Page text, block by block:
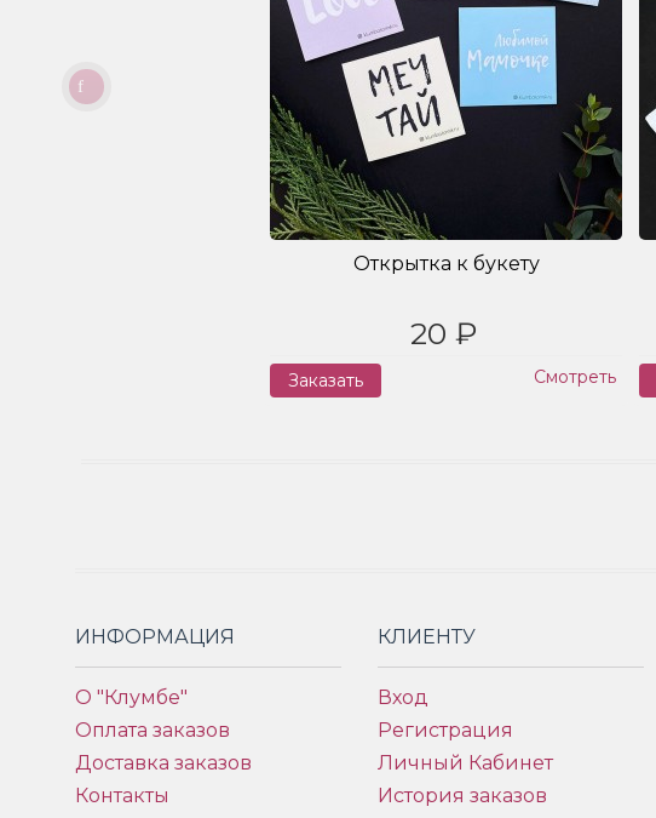
Открытка к букету
20 ₽
Заказать Смотреть
ИНФОРМАЦИЯ
О "Клумбе"
Оплата заказов
Доставка заказов
Контакты
КЛИЕНТУ
Вход
Регистрация
Личный Кабинет
История заказов